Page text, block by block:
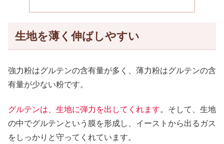
生地を薄く伸ばしやすい
強力粉はグルテンの含有量が多く、薄力粉はグルテンの含
有量が少ない粉です。
グルテンは、生地に弾力を出してくれます。そして、生地
の中でグルテンという膜を形成し、イーストから出るガス
をしっかりと守ってくれています。